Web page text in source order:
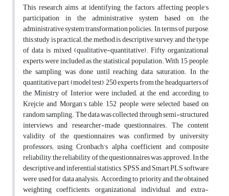
This research aims at identifying the factors affecting people's
participation in the administrative system based on the
administrative system transformation policies. In terms of purpose,
this study is practical; the method is descriptive survey, and the type
of data is mixed (qualitative-quantitative). Fifty organizational
experts were included as the statistical population. With 15 people,
the sampling was done until reaching data saturation. In the
quantitative part (model test), 250 experts from the headquarters of
the Ministry of Interior were included; at the end, according to
Krejcie and Morgan’s table, 152 people were selected based on
random sampling. The data was collected through semi-structured
interviews and researcher-made questionnaires. The content
validity of the questionnaires was confirmed by university
professors; using Cronbach’s alpha coefficient and composite
reliability, the reliability of the questionnaires was approved. In the
descriptive and inferential statistics, SPSS and Smart PLS software
were used for data analysis. According to priority and the obtained
weighting coefficients, organizational, individual, and extra-